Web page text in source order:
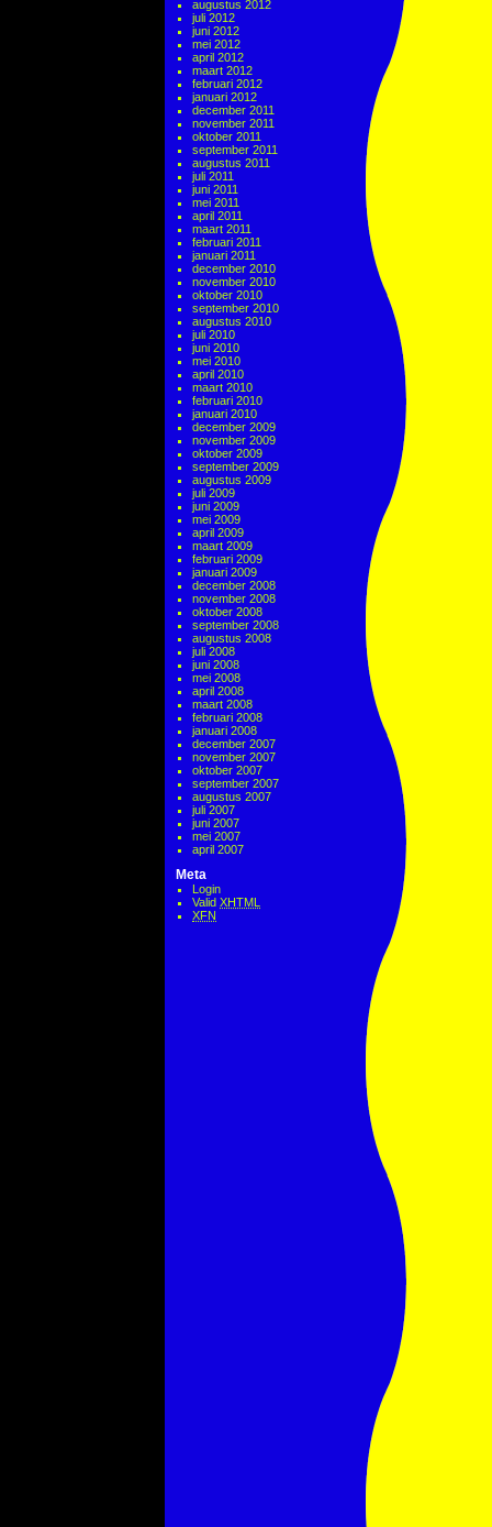
augustus 2012
juli 2012
juni 2012
mei 2012
april 2012
maart 2012
februari 2012
januari 2012
december 2011
november 2011
oktober 2011
september 2011
augustus 2011
juli 2011
juni 2011
mei 2011
april 2011
maart 2011
februari 2011
januari 2011
december 2010
november 2010
oktober 2010
september 2010
augustus 2010
juli 2010
juni 2010
mei 2010
april 2010
maart 2010
februari 2010
januari 2010
december 2009
november 2009
oktober 2009
september 2009
augustus 2009
juli 2009
juni 2009
mei 2009
april 2009
maart 2009
februari 2009
januari 2009
december 2008
november 2008
oktober 2008
september 2008
augustus 2008
juli 2008
juni 2008
mei 2008
april 2008
maart 2008
februari 2008
januari 2008
december 2007
november 2007
oktober 2007
september 2007
augustus 2007
juli 2007
juni 2007
mei 2007
april 2007
Meta
Login
Valid XHTML
XFN